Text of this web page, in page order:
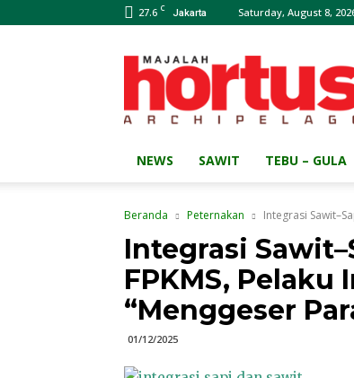
27.6 C Jakarta Saturday, August 8,
Majalah
HORTUS
Archipelago
NEWS SAWIT TEBU – GULA
Beranda Peternakan Integrasi
Integrasi
FPKMS,
“Menggeser
01/12/2025